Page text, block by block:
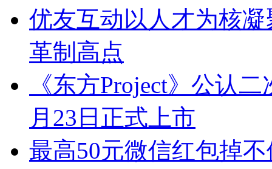
优友互动以人才为核
革制高点
《东方Project》公认
月23日正式上市
最高50元微信红包掉